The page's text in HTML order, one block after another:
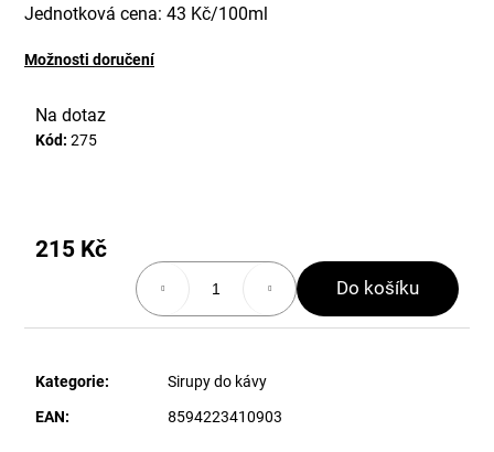
Jednotková cena: 43 Kč/100ml
Možnosti doručení
Na dotaz
Kód: 275
215 Kč
Do košíku
Kategorie:
Sirupy do kávy
EAN: 8594223410903
p
o
ř
u
e
n